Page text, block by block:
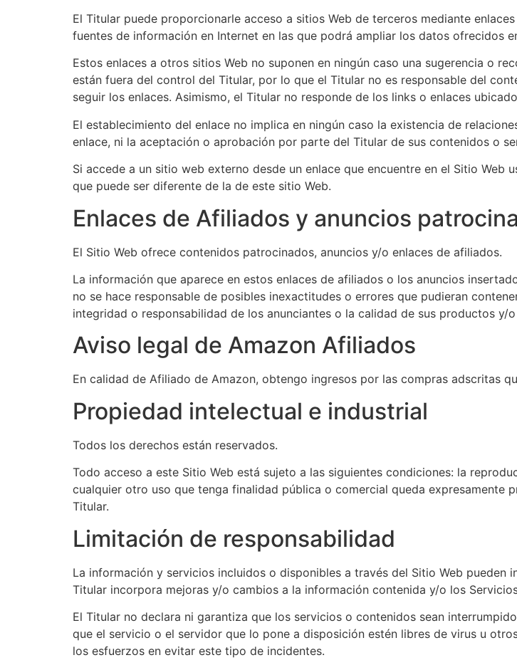
El Titular puede proporcionarle acceso a sitios Web de terceros mediante
fuentes de información en Internet en las que podrá ampliar los datos ofrecidos
Estos enlaces a otros sitios Web no suponen en ningún caso una sugerencia o
están fuera del control del Titular, por lo que el Titular no es responsable del
seguir los enlaces. Asimismo, el Titular no responde de los links o enlaces
El establecimiento del enlace no implica en ningún caso la existencia de
enlace, ni la aceptación o aprobación por parte del Titular de sus contenidos o
Si accede a un sitio web externo desde un enlace que encuentre en el Sitio
que puede ser diferente de la de este sitio Web.
Enlaces de Afiliados y anuncios
El Sitio Web ofrece contenidos patrocinados, anuncios y/o enlaces de afiliados.
La información que aparece en estos enlaces de afiliados o los anuncios
no se hace responsable de posibles inexactitudes o errores que pudieran
integridad o responsabilidad de los anunciantes o la calidad de sus productos y/
Aviso legal de Amazon Afiliados
En calidad de Afiliado de Amazon, obtengo ingresos por las compras adscritas
Propiedad intelectual e industrial
Todos los derechos están reservados.
Todo acceso a este Sitio Web está sujeto a las siguientes condiciones: la
cualquier otro uso que tenga finalidad pública o comercial queda
Titular.
Limitación de responsabilidad
La información y servicios incluidos o disponibles a través del Sitio Web
Titular incorpora mejoras y/o cambios a la información contenida y/o los
El Titular no declara ni garantiza que los servicios o contenidos sean
que el servicio o el servidor que lo pone a disposición estén libres de virus u
los esfuerzos en evitar este tipo de incidentes.